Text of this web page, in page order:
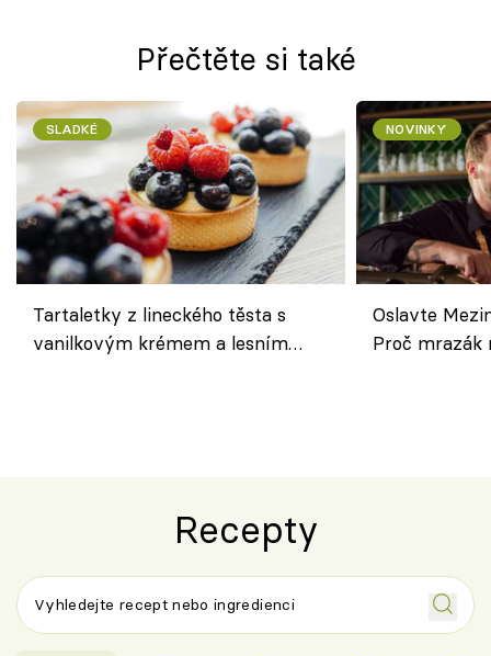
Přečtěte si také
SLADKÉ
Tartaletky z lineckého těsta s
vanilkovým krémem a lesním
NOVINKY
Oslavte
Proč
Recepty